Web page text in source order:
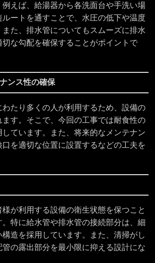
例えば、給湯器から各洗面台や手洗い場
ルートを通すことで、水圧の低下や温度
また、排水管についてもスムーズに排水
切な勾配を確保することがポイントで
ンス性の確保
たり多くの人が利用するため、設備の
す。そこで、今回の工事では耐食性の
ています。また、将来的なメンテナン
口を適切な位置に設置するなどの工夫を
が利用する設備の衛生状態を保つこと
特に給水管や排水管の接続部分は、細
造を採用しています。また、清掃がし
の露出部分を最小限に抑える設計にな